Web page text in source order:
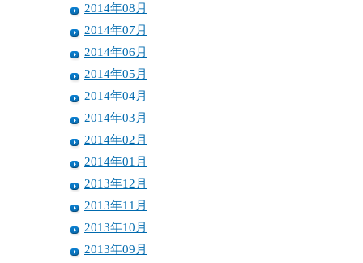
2014年08月
2014年07月
2014年06月
2014年05月
2014年04月
2014年03月
2014年02月
2014年01月
2013年12月
2013年11月
2013年10月
2013年09月